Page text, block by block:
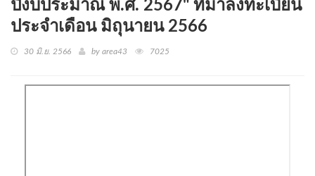
ปีงบประมาณ พ.ศ. 2567" ที่มาลงทะเบียน
ประจำเดือน มิถุนายน 2566
30 มิ.ย. 2566 by area43 7025